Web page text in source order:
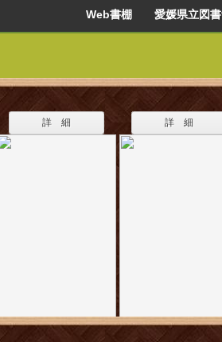
Web書棚 愛媛県立図書
詳 細 詳 細